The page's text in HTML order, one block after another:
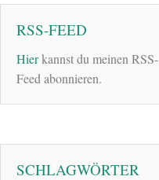
RSS-FEED
Hierkannst du meinen RSS-
Feed abonnieren.
SCHLAGWÖRTER